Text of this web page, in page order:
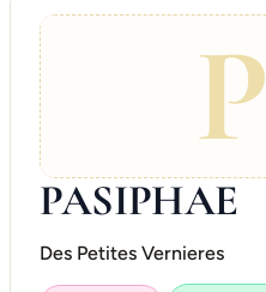
P
PASIPHAE
Des Petites Vernieres